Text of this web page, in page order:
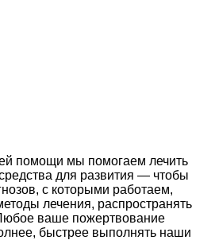
помощи мы помогаем лечить
для развития — чтобы
с которыми работаем,
лечения, распространять
ваше пожертвование
быстрее выполнять наши